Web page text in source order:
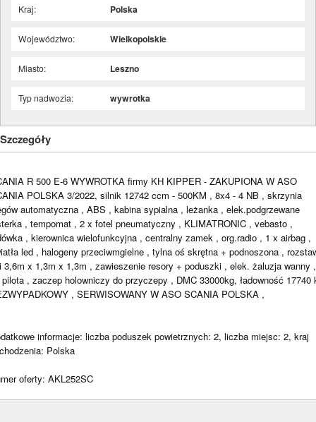
Kraj: Polska
Województwo: Wielkopolskie
Miasto: Leszno
Typ nadwozia: wywrotka
Szczegóły
R 500 E-6 WYWROTKA firmy KH KIPPER - ZAKUPIONA W ASO
POLSKA 3/2022, silnik 12742 ccm - 500KM , 8x4 - 4 NB , skrzynia
automatyczna , ABS , kabina sypialna , leżanka , elek.podgrzewane
, tempomat , 2 x fotel pneumatyczny , KLIMATRONIC , vebasto ,
, kierownica wielofunkcyjna , centralny zamek , org.radio , 1 x airbag ,
led , halogeny przeciwmgielne , tylna oś skrętna + podnoszona ,
3,6m x 1,3m x 1,3m , zawieszenie resory + poduszki , elek. żaluzja wanny ,
, zaczep holowniczy do przyczepy , DMC 33000kg, ładowność 17740
, SERWISOWANY W ASO SCANIA POLSKA ,
informacje: liczba poduszek powietrznych: 2, liczba miejsc: 2, kraj
Polska